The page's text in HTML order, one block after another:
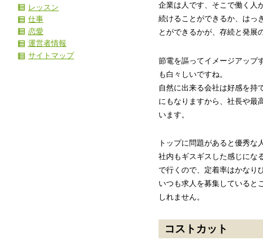
企業は人です、そこで働く人
続けることができるか、はっ
とができるかが、存続と発展
節電を謳ってイメージアップ
も白々しいですね。
自然に出来る会社は好感を持
にもなりますから、社長や最
います。
トップに問題があると優秀な
社内もギスギスした感じにな
で行くので、定着率はかなり
いつも求人を募集していると
しれません。
コストカット
レッスン
仕事
恋愛
運営者情報
サイトマップ